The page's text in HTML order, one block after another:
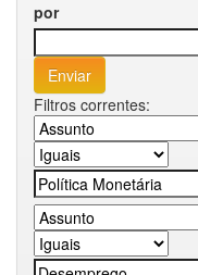
por
Filtros correntes: